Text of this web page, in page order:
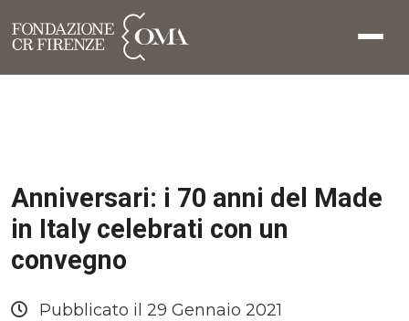
Anniversari: i 70 anni del Made
in Italy celebrati con un
convegno
Pubblicato il 29 Gennaio 2021